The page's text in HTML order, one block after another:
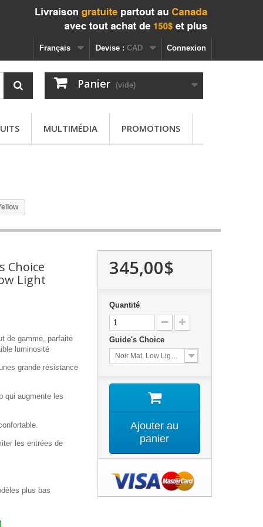
Connexion
Devise : CAD
Français
Panier (vide)
MULTIMÉDIA PROMOTIONS
Choice
Light
de gamme, parfaite
luminosité
grande résistance
qui augmente les
les entrées de
plus bas
345,00$
Quantité
Guide's Choice
Noir Mat, Low Light Yellow
Ajouter au
panier